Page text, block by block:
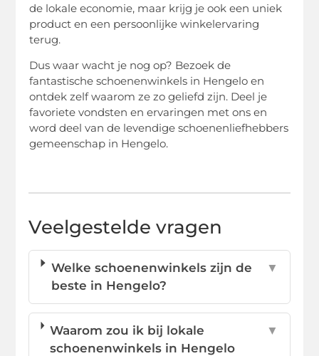
de lokale economie, maar krijg je ook een uniek
product en een persoonlijke winkelervaring
terug.
Dus waar wacht je nog op? Bezoek de
fantastische schoenenwinkels in Hengelo en
ontdek zelf waarom ze zo geliefd zijn. Deel je
favoriete vondsten en ervaringen met ons en
word deel van de levendige schoenenliefhebbers
gemeenschap in Hengelo.
Veelgestelde vragen
Welke schoenenwinkels zijn de
beste in Hengelo?
▼
Waarom zou ik bij lokale
schoenenwinkels in Hengelo
▼